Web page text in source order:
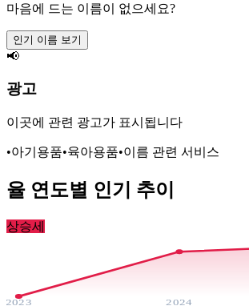
마음에 드는 이름이 없으세요?
인기 이름 보기
📢
광고
이곳에 관련 광고가 표시됩니다
•아기용품•육아용품•이름 관련 서비스
율 연도별 인기 추이
상승세
2023 2024